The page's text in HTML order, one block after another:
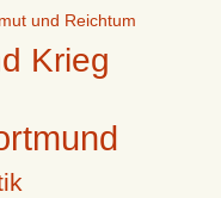
und Reichtum
Krieg